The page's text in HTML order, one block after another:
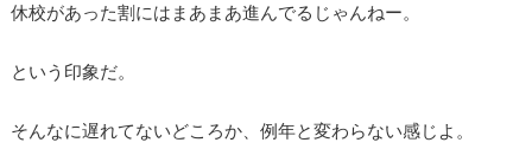
休校があった割にはまあまあ進んでるじゃんねー。
という印象だ。
そんなに遅れてないどころか、例年と変わらない感じよ。